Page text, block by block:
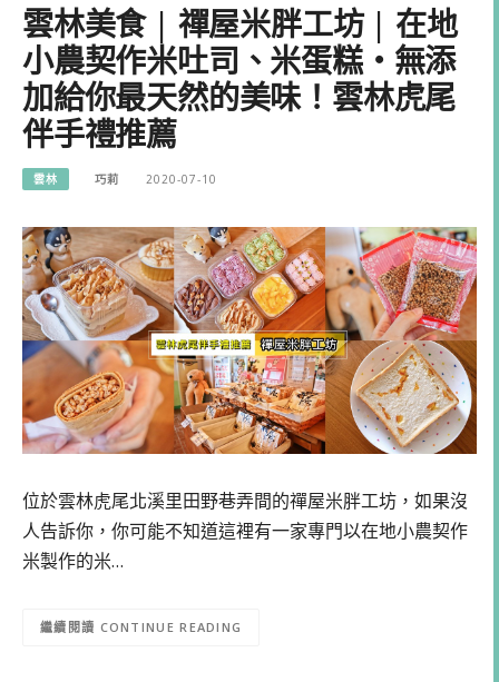
雲林美食 | 禪屋米胖工坊 | 在地
小農契作米吐司、米蛋糕・無添
加給你最天然的美味！雲林虎尾
伴手禮推薦
雲林 巧莉 2020-07-10
位於雲林虎尾北溪里田野巷弄間的禪屋米胖工坊，如果沒
人告訴你，你可能不知道這裡有一家專門以在地小農契作
米製作的米…
CONTINUE READING